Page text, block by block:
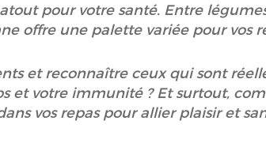
pour votre santé. Entre
offre une palette variée pour vos
et reconnaître ceux qui sont
et votre immunité ? Et surtout,
vos repas pour allier plaisir et